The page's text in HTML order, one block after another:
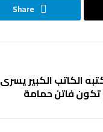
Share
الكاتب الكبير يسرى
تكون فاتن حمامة